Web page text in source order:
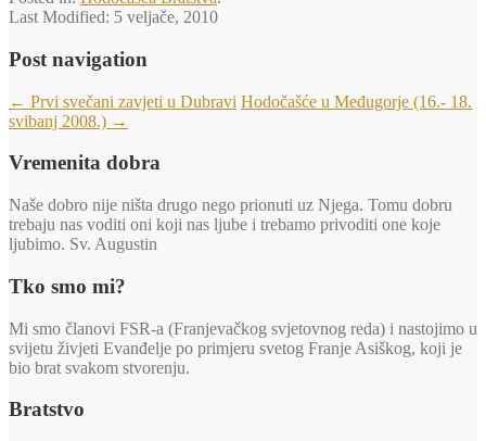
Last Modified: 5 veljače, 2010
Post navigation
← Prvi svečani zavjeti u Dubravi Hodočašće u Međugorje (16.- 18.
svibanj 2008.) →
Vremenita dobra
Naše dobro nije ništa drugo nego prionuti uz Njega. Tomu dobru
trebaju nas voditi oni koji nas ljube i trebamo privoditi one koje
ljubimo. Sv. Augustin
Tko smo mi?
Mi smo članovi FSR-a (Franjevačkog svjetovnog reda) i nastojimo u
svijetu živjeti Evanđelje po primjeru svetog Franje Asiškog, koji je
bio brat svakom stvorenju.
Bratstvo